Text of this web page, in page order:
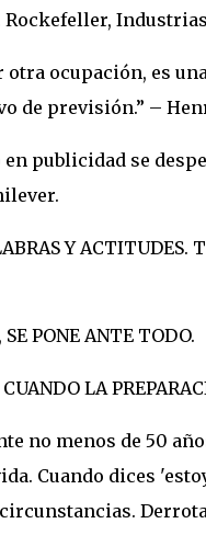
Rockefeller,
otra ocupación, es
previsión.” –
publicidad se
Y
PONE ANTE TODO.
LA
no menos de 50
Cuando dices